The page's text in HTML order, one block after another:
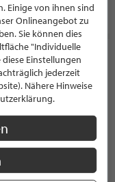
Einige von ihnen sind
Onlineangebot zu
Sie können dies
"Individuelle
Einstellungen
jederzeit
Nähere Hinweise